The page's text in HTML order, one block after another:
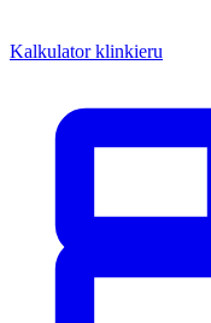
Kalkulator klinkieru